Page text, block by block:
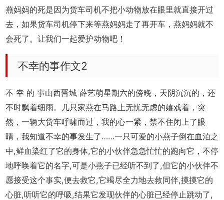
燕妈妈的死是因为货车司机不把小动物放在眼里就直接开过
去，如果货车司机停下来等燕妈妈走了再开车，燕妈妈就不
会死了。让我们一起爱护动物吧！
不幸的事作文2
不 幸 的 事山西晋城 薛艺萌星期六的傍晚，天阴沉沉的，还
不时飘着细雨。几只家燕在马路上无忧无虑的嬉戏着，突
然，一辆大货车呼啸而过，我的心一紧，禁不住闭上了眼
睛，我知道不幸的事发生了……一只可爱的小燕子倒在血泊之
中,鲜血染红了它的身体,它的小伙伴急急忙忙的跑向它，不停
地呼唤着它的名字,可是小燕子已经听不到了,但它的小伙伴不
愿接受这个事实,便去救它,它竭尽全力地去救同伴,摸摸它的
心脏,听听它的呼吸,结果它发现伙伴的心脏已经停止跳动了,